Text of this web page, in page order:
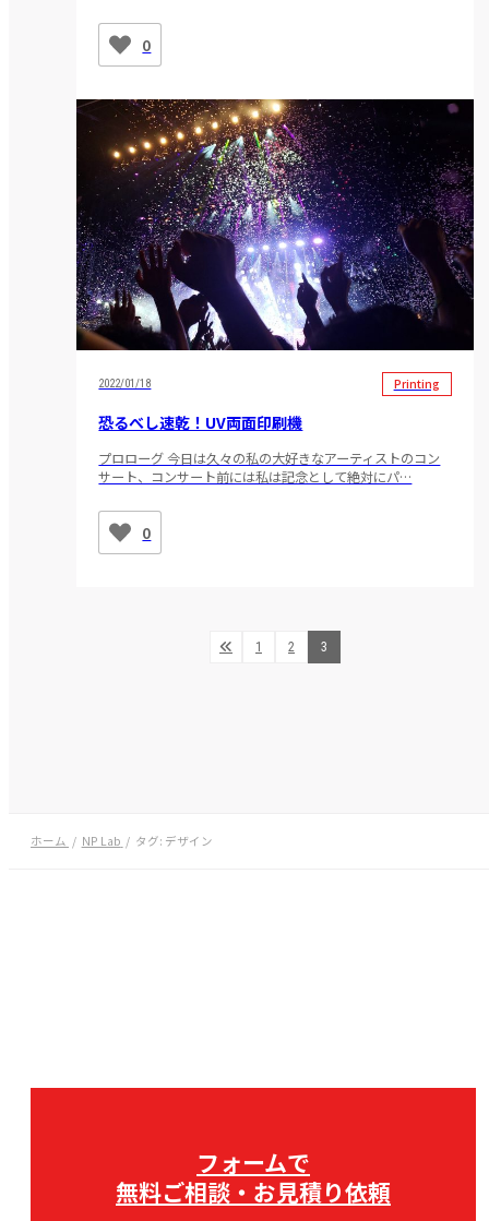
0
2022/01/18 Printing
恐るべし速乾！UV両面印刷機
プロローグ 今日は久々の私の大好きなアーティストのコン
サート、コンサート前には私は記念として絶対にパ…
0
1 2 3
ホーム NP Lab タグ: デザイン
フォームで
無料ご相談・お見積り依頼